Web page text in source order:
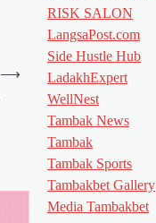
⟶
RISK SALON
LangsaPost.com
Side Hustle Hub
LadakhExpert
WellNest
Tambak News
Tambak
Tambak Sports
Tambakbet Gallery
Media Tambakbet